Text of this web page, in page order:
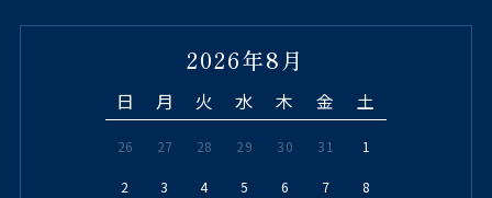
2026年8月
日 月 火 水 木 金 土
26 27 28 29 30 31 1
2 3 4 5 6 7 8